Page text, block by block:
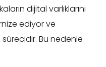
dijital varlıklarını
ediyor ve
Bu nedenle